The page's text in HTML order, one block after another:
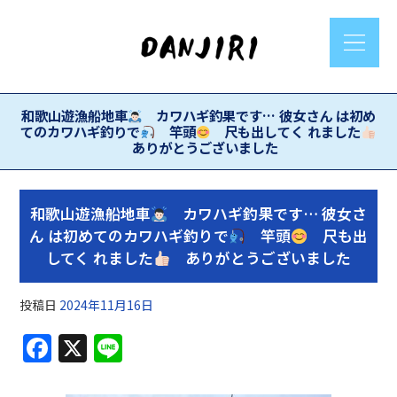
和歌山遊漁船地車
カワハギ釣果です… 彼女さん は初め
てのカワハギ釣りで
竿頭
尺も出してく れました
ありがとうございました
和歌山遊漁船地車
カワハギ釣果です… 彼女さ
ん は初めてのカワハギ釣りで
竿頭
尺も出
してく れました
ありがとうございました
投稿日 2024年11月16日
F
a
X